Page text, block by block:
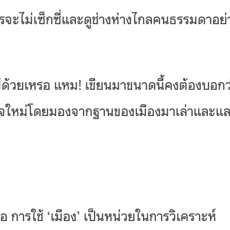
ไม่เซ็กซี่และดูช่างห่างไกลคนธรรมดาอย่
ยเหรอ แหม! เขียนมาขนาดนี้คงต้องบอก
ม่โดยมองจากฐานของเมืองมาเล่าและแ
รใช้ ‘เมือง’ เป็นหน่วยในการวิเคราะห์